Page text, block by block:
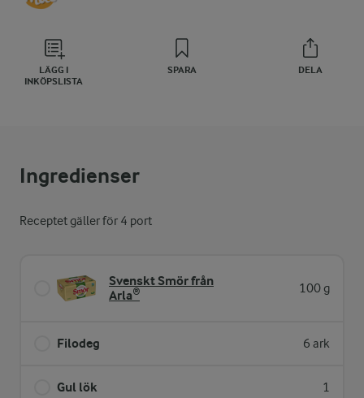
LÄGG I
INKÖPSLISTA
SPARA DELA
Ingredienser
Receptet gäller för 4 port
Svenskt Smör från
Arla®
100 g
Filodeg 6 ark
Gul lök 1